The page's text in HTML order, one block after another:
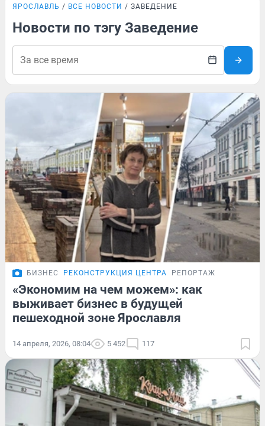
ЯРОСЛАВЛЬ ВСЕ НОВОСТИ ЗАВЕДЕНИЕ
Новости по тэгу Заведение
БИЗНЕС РЕКОНСТРУКЦИЯ ЦЕНТРА РЕПОРТАЖ
«Экономим на чем можем»: как
выживает бизнес в будущей
пешеходной зоне Ярославля
14 апреля, 2026, 08:04 5 452 117